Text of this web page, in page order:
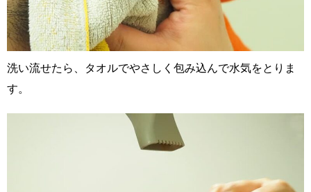
洗い流せたら、タオルでやさしく包み込んで水気をとりま
す。